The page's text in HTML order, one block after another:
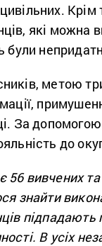
які можна
були
метою
За
до
вивчених
знайти
В усіх